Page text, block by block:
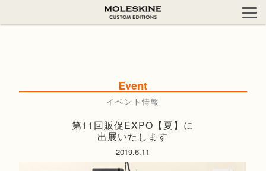
Event
イベント情報
第11回販促EXPO【夏】に
出展いたします
2019.6.11